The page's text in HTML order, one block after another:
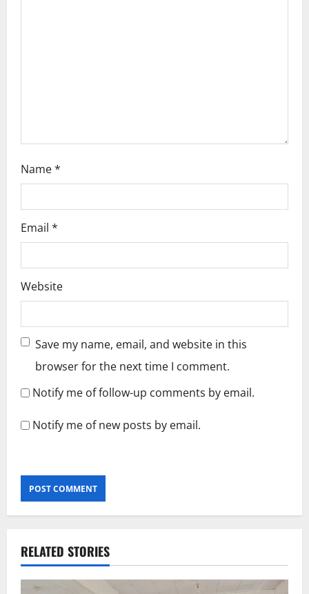
Name*
Email *
Website
Save my name, email, and website in this
browser for the next time I comment.
Notify me of follow-up comments by email.
Notify me of new posts by email.
RELATED STORIES